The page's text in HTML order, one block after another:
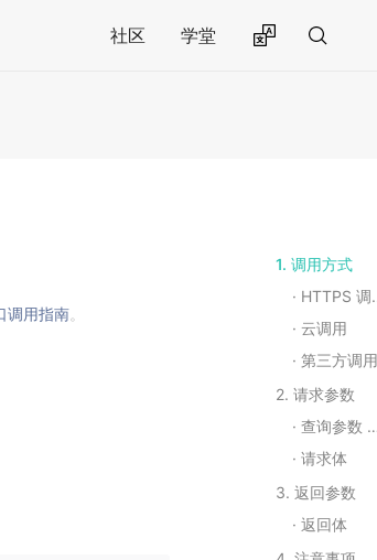
社区 学堂
调用指南。
1. 调用方式
HTTPS 调用
云调用
第三方调用
2. 请求参数
查询参数 Query String Parameters
请求体
3. 返回参数
返回体